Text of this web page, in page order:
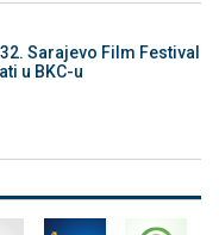
Sarajevo Film Festival
u BKC-u